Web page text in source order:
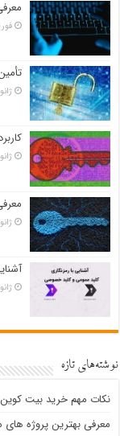
فوریه
ژانویه
ژانویه
ژانویه
ژانویه
نوشته‌های تازه
نکات مهم خرید بیت کوین
معرفی بهترین پروژه